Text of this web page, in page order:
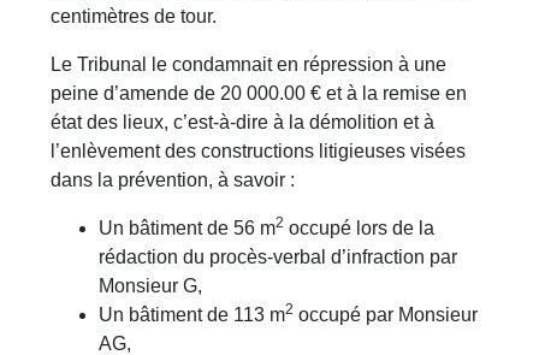
centimètres de tour.
Le Tribunal le condamnait en répression à une
peine d’amende de 20 000.00 € et à la remise en
état des lieux, c’est-à-dire à la démolition et à
l’enlèvement des constructions litigieuses visées
dans la prévention, à savoir :
Un bâtiment de 56 m2 occupé lors de la
rédaction du procès-verbal d’infraction par
Monsieur G,
Un bâtiment de 113 m2 occupé par Monsieur
AG,